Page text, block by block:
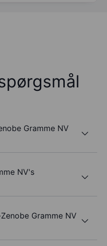
Gramme NV
NV's
Gramme NV